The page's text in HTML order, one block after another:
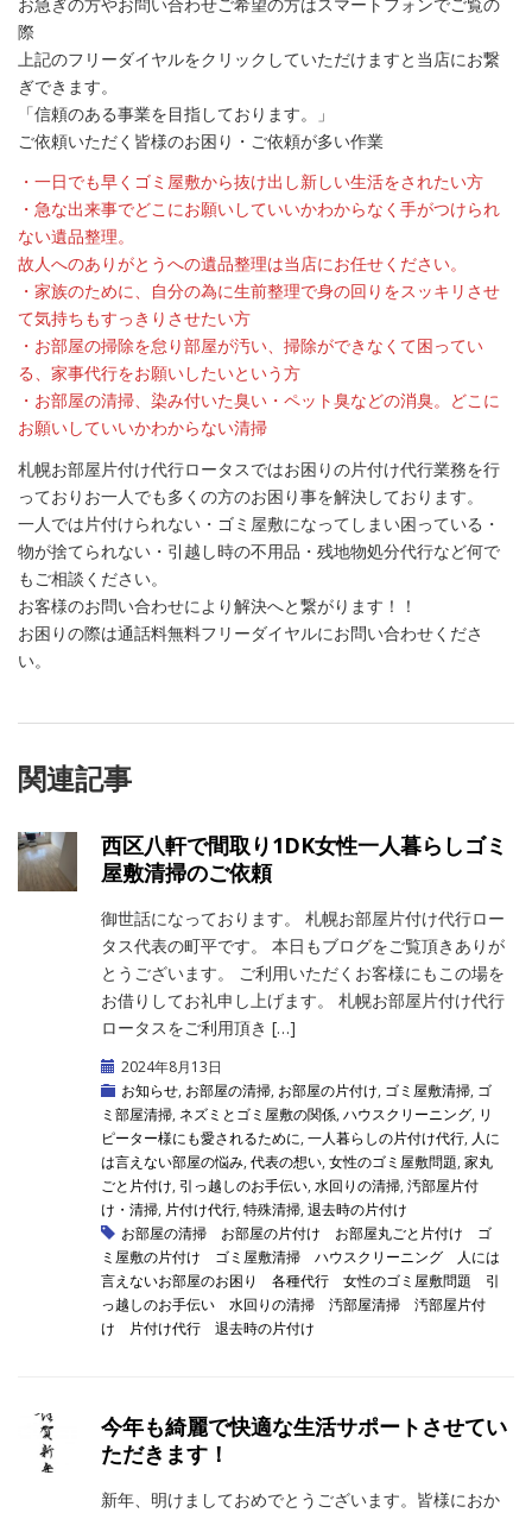
際
上記のフリーダイヤルをクリックしていただけますと当店にお繋
ぎできます。
「信頼のある事業を目指しております。」
ご依頼いただく皆様のお困り・ご依頼が多い作業
・一日でも早くゴミ屋敷から抜け出し新しい生活をされたい方
・急な出来事でどこにお願いしていいかわからなく手がつけられ
ない遺品整理。
故人へのありがとうへの遺品整理は当店にお任せください。
・家族のために、自分の為に生前整理で身の回りをスッキリさせ
て気持ちもすっきりさせたい方
・お部屋の掃除を怠り部屋が汚い、掃除ができなくて困ってい
る、家事代行をお願いしたいという方
・お部屋の清掃、染み付いた臭い・ペット臭などの消臭。どこに
お願いしていいかわからない清掃
札幌お部屋片付け代行ロータスではお困りの片付け代行業務を行
っておりお一人でも多くの方のお困り事を解決しております。
一人では片付けられない・ゴミ屋敷になってしまい困っている・
物が捨てられない・引越し時の不用品・残地物処分代行など何で
もご相談ください。
お客様のお問い合わせにより解決へと繋がります！！
お困りの際は通話料無料フリーダイヤルにお問い合わせくださ
い。
関連記事
西区八軒で間取り1DK女性一人暮らしゴミ
屋敷清掃のご依頼
御世話になっております。 札幌お部屋片付け代行ロー
タス代表の町平です。 本日もブログをご覧頂きありが
とうございます。 ご利用いただくお客様にもこの場を
お借りしてお礼申し上げます。 札幌お部屋片付け代行
ロータスをご利用頂き […]
2024年8月13日
お知らせ, お部屋の清掃, お部屋の片付け, ゴミ屋敷清掃, ゴ
ミ部屋清掃, ネズミとゴミ屋敷の関係, ハウスクリーニング, リ
ピーター様にも愛されるために, 一人暮らしの片付け代行, 人に
は言えない部屋の悩み, 代表の想い, 女性のゴミ屋敷問題, 家丸
ごと片付け, 引っ越しのお手伝い, 水回りの清掃, 汚部屋片付
け・清掃, 片付け代行, 特殊清掃, 退去時の片付け
お部屋の清掃
お部屋の片付け お部屋丸ごと片付け
ゴ
ミ屋敷の片付け
ゴミ屋敷清掃 ハウスクリーニング
人には
言えないお部屋のお困り
各種代行 女性のゴミ屋敷問題
引
っ越しのお手伝い
水回りの清掃 汚部屋清掃
汚部屋片付
け
片付け代行 退去時の片付け
今年も綺麗で快適な生活サポートさせてい
ただきます！
新年、明けましておめでとうございます。皆様におか